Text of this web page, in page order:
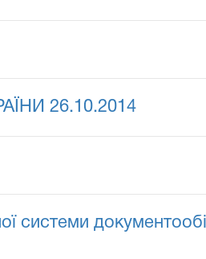
26.10.2014
системи